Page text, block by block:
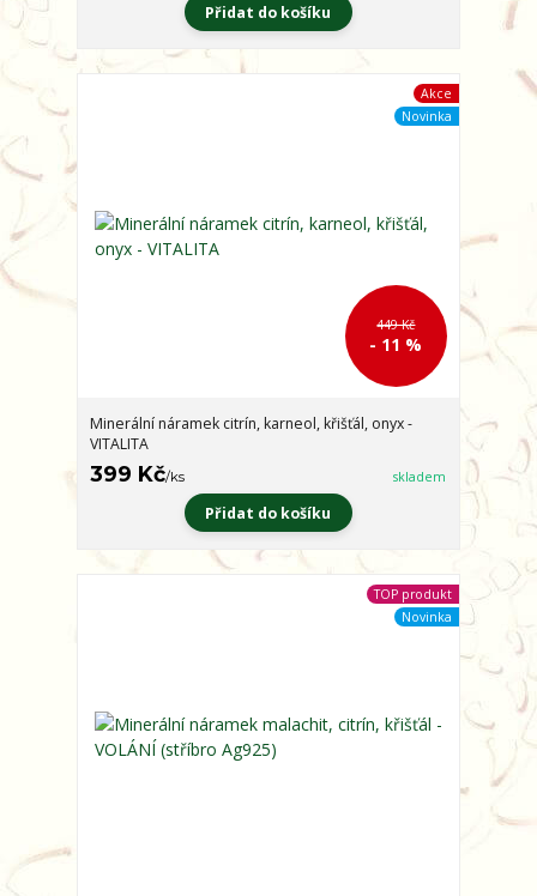
Přidat do košíku
Akce
Novinka
449 Kč
- 11 %
Minerální náramek citrín, karneol, křišťál, onyx -
VITALITA
399 Kč/ks skladem
Přidat do košíku
TOP produkt
Novinka